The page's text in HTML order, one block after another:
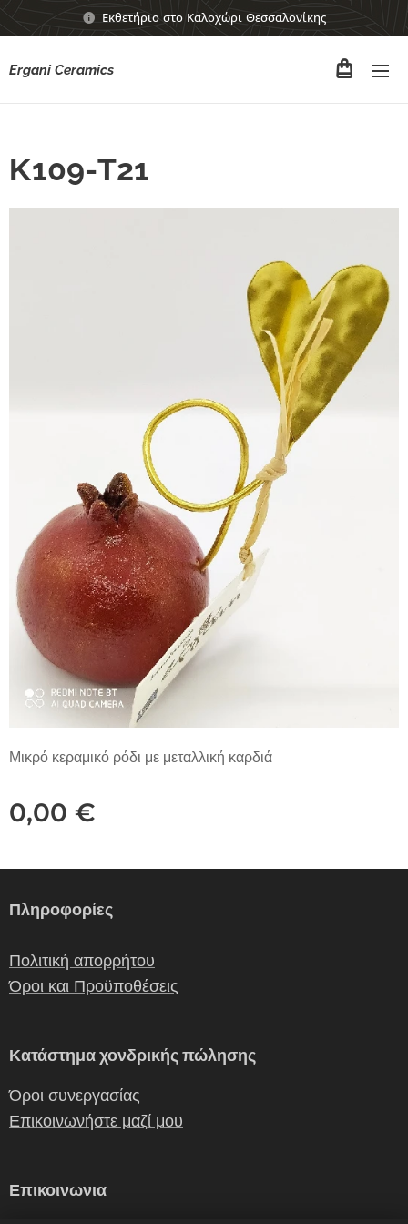
Εκθετήριο στο Καλοχώρι Θεσσαλονίκης
Ergani Ceramics
Κ109-Τ21
Μικρό κεραμικό ρόδι με μεταλλική καρδιά
0,00 €
Πληροφορίες
Πολιτική απορρήτου
Όροι και Προϋποθέσεις
Κατάστημα χονδρικής πώλησης
Όροι συνεργασίας
Επικοινωνήστε μαζί μου
Επικοινωνια